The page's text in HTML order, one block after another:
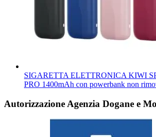
SIGARETTA ELETTRONICA KIWI
PRO 1400mAh con powerbank non
Autorizzazione Agenzia Dogane e